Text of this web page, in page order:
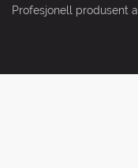
Profesjonell produsent